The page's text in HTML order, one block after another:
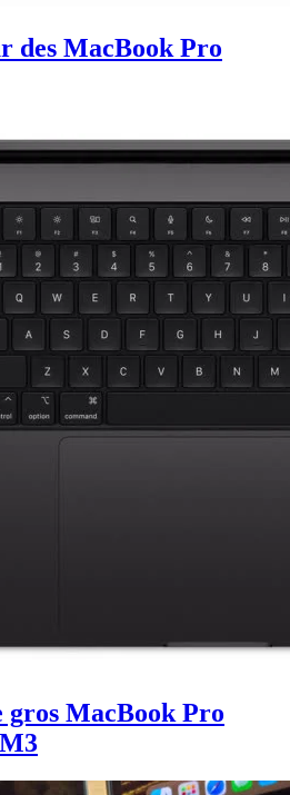
des MacBook Pro
gros MacBook Pro